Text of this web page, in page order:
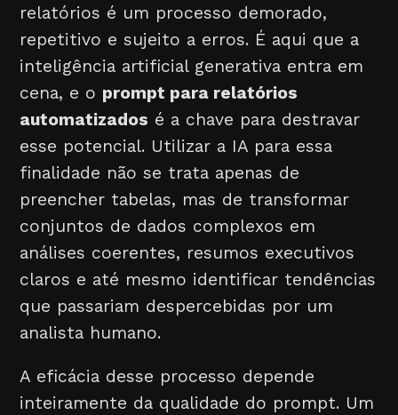
relatórios é um processo demorado,
repetitivo e sujeito a erros. É aqui que a
inteligência artificial generativa entra em
cena, e o prompt para relatórios
automatizados é a chave para destravar
esse potencial. Utilizar a IA para essa
finalidade não se trata apenas de
preencher tabelas, mas de transformar
conjuntos de dados complexos em
análises coerentes, resumos executivos
claros e até mesmo identificar tendências
que passariam despercebidas por um
analista humano.
A eficácia desse processo depende
inteiramente da qualidade do prompt. Um